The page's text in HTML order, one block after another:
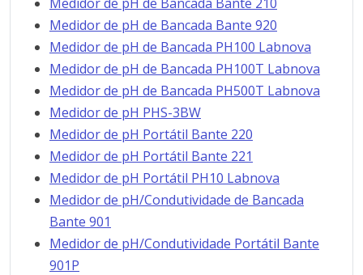
Medidor de pH de Bancada Bante 920
Medidor de pH de Bancada PH100 Labnova
Medidor de pH de Bancada PH100T Labnova
Medidor de pH de Bancada PH500T Labnova
Medidor de pH PHS-3BW
Medidor de pH Portátil Bante 220
Medidor de pH Portátil Bante 221
Medidor de pH Portátil PH10 Labnova
Medidor de pH/Condutividade de Bancada
Bante 901
Medidor de pH/Condutividade Portátil Bante
901P